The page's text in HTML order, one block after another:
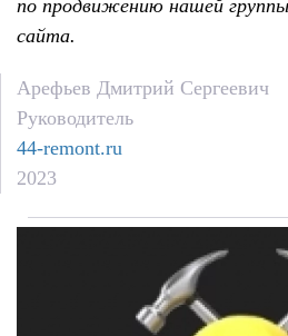
по продвижению нашей
сайта.
Арефьев Дмитрий Сергеевич
Руководитель
44-remont.ru
2023